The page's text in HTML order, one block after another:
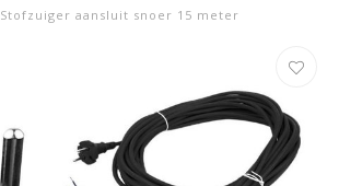
Stofzuiger aansluit snoer 15 meter